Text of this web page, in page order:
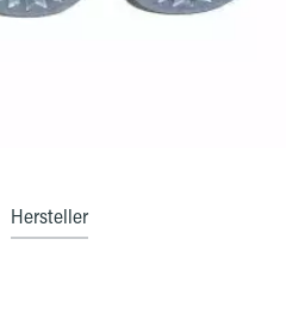
Hersteller